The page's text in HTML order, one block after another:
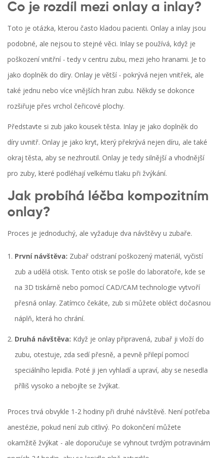
Co je rozdíl mezi onlay a inlay?
Toto je otázka, kterou často kladou pacienti. Onlay a inlay jsou
podobné, ale nejsou to stejné věci. Inlay se používá, když je
poškození vnitřní - tedy v centru zubu, mezi jeho hranami. Je to
jako doplněk do díry. Onlay je větší - pokrývá nejen vnitřek, ale
také jednu nebo více vnějších hran zubu. Někdy se dokonce
rozšiřuje přes vrchol čeřicové plochy.
Představte si zub jako kousek těsta. Inlay je jako doplněk do
díry uvnitř. Onlay je jako kryt, který překrývá nejen díru, ale také
okraj těsta, aby se nezhroutil. Onlay je tedy silnější a vhodnější
pro zuby, které podléhají velkému tlaku při žvýkání.
Jak probíhá léčba kompozitním
onlay?
Proces je jednoduchý, ale vyžaduje dva návštěvy u zubaře.
První návštěva: Zubař odstraní poškozený materiál, vyčistí
zub a udělá otisk. Tento otisk se pošle do laboratoře, kde se
na 3D tiskárně nebo pomocí CAD/CAM technologie vytvoří
přesná onlay. Zatímco čekáte, zub si můžete obléct dočasnou
náplň, která ho chrání.
Druhá návštěva: Když je onlay připravená, zubař ji vloží do
zubu, otestuje, zda sedí přesně, a pevně přilepí pomocí
speciálního lepidla. Poté ji jen vyhladí a upraví, aby se nesedla
příliš vysoko a nebojíte se žvýkat.
Proces trvá obvykle 1-2 hodiny při druhé návštěvě. Není potřeba
anestézie, pokud není zub citlivý. Po dokončení můžete
okamžitě žvýkat - ale doporučuje se vyhnout tvrdým potravinám